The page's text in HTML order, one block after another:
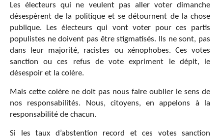
Les électeurs qui ne veulent pas aller voter dimanche
désespèrent de la politique et se détournent de la chose
publique. Les électeurs qui vont voter pour ces partis
populistes ne doivent pas être stigmatisés. Ils ne sont, pas
dans leur majorité, racistes ou xénophobes. Ces votes
sanction ou ces refus de vote expriment le dépit, le
désespoir et la colère.
Mais cette colère ne doit pas nous faire oublier le sens de
nos responsabilités. Nous, citoyens, en appelons à la
responsabilité de chacun.
Si les taux d’abstention record et ces votes sanction